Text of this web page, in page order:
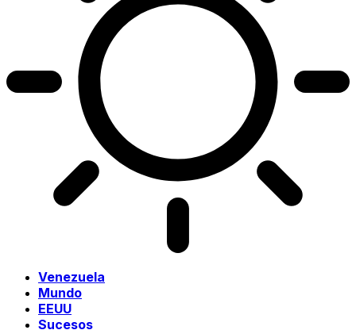
Venezuela
Mundo
EEUU
Sucesos